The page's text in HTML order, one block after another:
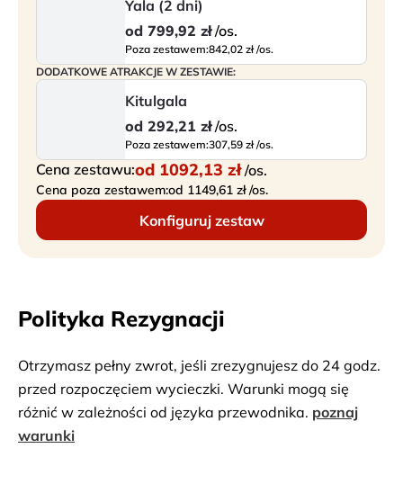
Yala (2 dni)
od 799,92 zł /os.
Poza zestawem:842,02 zł /os.
DODATKOWE ATRAKCJE W ZESTAWIE:
Kitulgala
od 292,21 zł /os.
Poza zestawem:307,59 zł /os.
Cena zestawu:od 1092,13 zł /os.
Cena poza zestawem:od 1149,61 zł /os.
Konfiguruj zestaw
Polityka Rezygnacji
Otrzymasz pełny zwrot, jeśli zrezygnujesz do 24 godz.
przed rozpoczęciem wycieczki. Warunki mogą się
różnić w zależności od języka przewodnika. poznaj
warunki